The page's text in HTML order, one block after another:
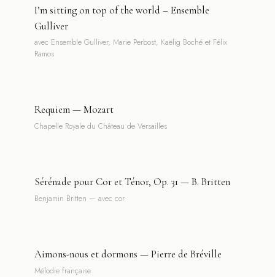
I’m sitting on top of the world – Ensemble
Gulliver
avec Ensemble Gulliver, Marie Perbost, Kaëlig Boché et Félix
Ramos
Requiem — Mozart
Chapelle Royale du Château de Versailles
Sérénade pour Cor et Ténor, Op. 31 — B. Britten
Benjamin Britten — avec cor
Aimons-nous et dormons — Pierre de Bréville
Mélodie française